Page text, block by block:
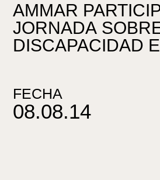
AMMAR
JORNADA
DISCAPACIDAD
FECHA
08.08.14